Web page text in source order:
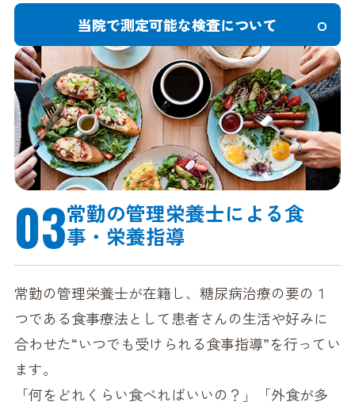
当院で測定可能な検査について
03常勤の管理栄養士による食
事・栄養指導
常勤の管理栄養士が在籍し、糖尿病治療の要の１
つである食事療法として患者さんの生活や好みに
合わせた“いつでも受けられる食事指導”を行ってい
ます。
「何をどれくらい食べればいいの？」「外食が多